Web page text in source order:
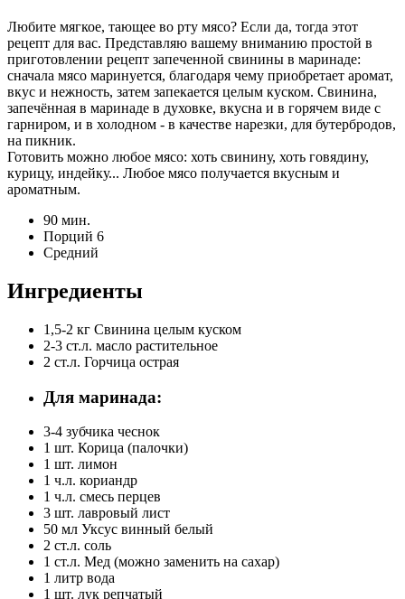
Любите мягкое, тающее во рту мясо? Если да, тогда этот
рецепт для вас. Представляю вашему вниманию простой в
приготовлении рецепт запеченной свинины в маринаде:
сначала мясо маринуется, благодаря чему приобретает аромат,
вкус и нежность, затем запекается целым куском. Свинина,
запечённая в маринаде в духовке, вкусна и в горячем виде с
гарниром, и в холодном - в качестве нарезки, для бутербродов,
на пикник.
Готовить можно любое мясо: хоть свинину, хоть говядину,
курицу, индейку... Любое мясо получается вкусным и
ароматным.
90 мин.
Порций 6
Средний
Ингредиенты
1,5-2 кг Свинина целым куском
2-3 ст.л. масло растительное
2 ст.л. Горчица острая
Для маринада:
3-4 зубчика чеснок
1 шт. Корица (палочки)
1 шт. лимон
1 ч.л. кориандр
1 ч.л. смесь перцев
3 шт. лавровый лист
50 мл Уксус винный белый
2 ст.л. соль
1 ст.л. Мед (можно заменить на сахар)
1 литр вода
1 шт. лук репчатый